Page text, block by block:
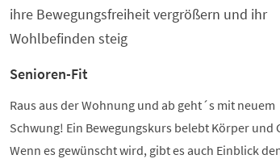
ihre Bewegungsfreiheit vergrößern und ihr
Wohlbefinden steig
Senioren-Fit
Raus aus der Wohnung und ab geht´s mit neuem
Schwung! Ein Bewegungskurs belebt Körper und
Wenn es gewünscht wird, gibt es auch Einblick